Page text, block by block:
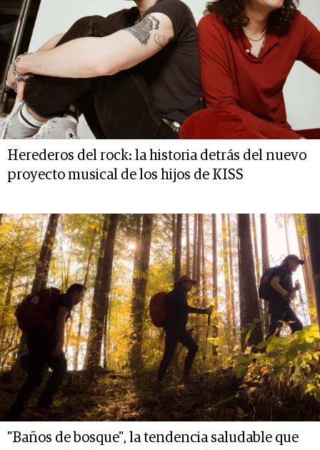
Herederos del rock: la historia detrás del nuevo
proyecto musical de los hijos de KISS
"Baños de bosque", la tendencia saludable que